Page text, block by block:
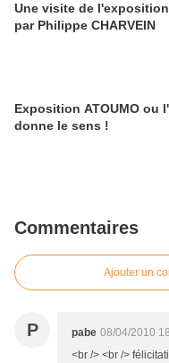
Une visite de l'exposition
par Philippe CHARVEIN
Exposition ATOUMO ou
donne le sens !
Commentaires
Ajouter un
P pabe 08/04/2010
<br /> <br />